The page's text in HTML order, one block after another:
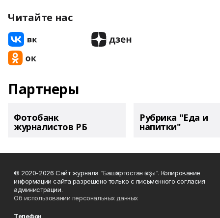
Читайте нас
Партнеры
Фотобанк
журналистов РБ
Рубрика "Еда и
напитки"
© 2020-2026 Сайт журнала "Башҡортостан ҡыҙы". Копирование
информации сайта разрешено только с письменного согласия
администрации.
Об использовании персональных данных
Телефон